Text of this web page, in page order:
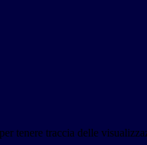
tenere traccia delle